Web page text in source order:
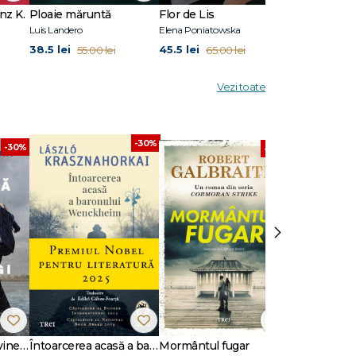
A
K. Ploaie măruntă
Luis Landero
38.5 lei 55.00 lei
Flor de Lis
Elena Poniatowska
45.5 lei 65.00 lei
Vezi toate
-30%
Dansează când îți vine să plângi
-30%
Întoarcerea acasă a baronului Wenckheim
-30%
Mormântul fugar
›